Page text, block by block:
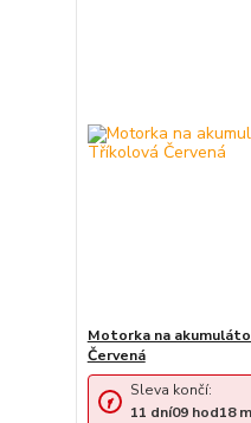
Motorka na
Červená
Sleva končí:
11 dní09 hod18